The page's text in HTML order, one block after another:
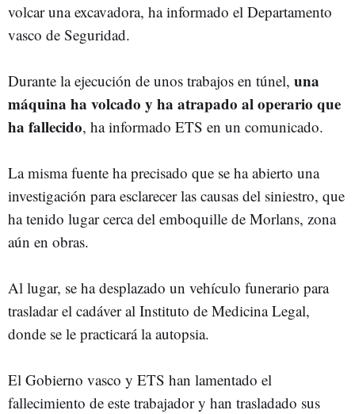
volcar una excavadora, ha informado el Departamento
vasco de Seguridad.
Durante la ejecución de unos trabajos en túnel, una
máquina ha volcado y ha atrapado al operario que
ha fallecido, ha informado ETS en un comunicado.
La misma fuente ha precisado que se ha abierto una
investigación para esclarecer las causas del siniestro, que
ha tenido lugar cerca del emboquille de Morlans, zona
aún en obras.
Al lugar, se ha desplazado un vehículo funerario para
trasladar el cadáver al Instituto de Medicina Legal,
donde se le practicará la autopsia.
El Gobierno vasco y ETS han lamentado el
fallecimiento de este trabajador y han trasladado sus